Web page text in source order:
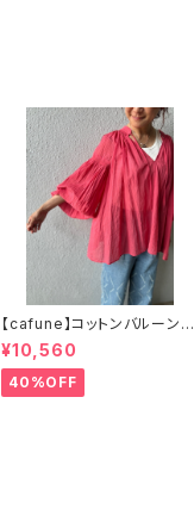
【cafune】コットンバルーンス
リーブブラウス
¥10,560
40%OFF